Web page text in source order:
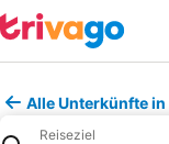
Alle Unterkünfte
Reiseziel